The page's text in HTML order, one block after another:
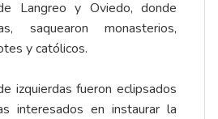
Langreo y Oviedo, donde
saquearon monasterios,
y católicos.
izquierdas fueron eclipsados
interesados en instaurar la